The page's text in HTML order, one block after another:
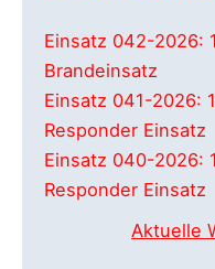
Einsatz 042-2026:
Brandeinsatz
Einsatz 041-2026:
Responder Einsatz
Einsatz 040-2026:
Responder Einsatz
Aktuelle